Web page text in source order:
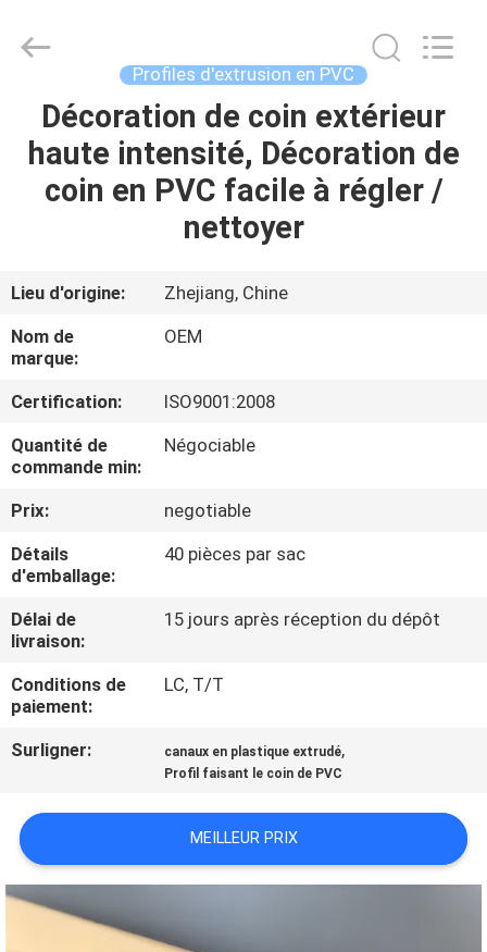
MAISON
DES
AU
SUJET
DE
NOUS
VISITE
D'USINE
CONTRÔLE
DE
QUALITÉ
CONTACTEZ-
NOUS
DEMANDEZ
UNE
CITATION
Building
Material
Profiles d'extrusion en PVC
Décoration de coin extérieur
haute intensité, Décoration de
coin en PVC facile à régler /
nettoyer
Lieu d'origine:
Zhejiang, Chine
Nom de
marque:
OEM
Certification:
ISO9001:2008
Quantité de
commande min:
Négociable
Prix:
negotiable
Détails
d'emballage:
40 pièces par sac
Délai de
livraison:
15 jours après réception du dépôt
Conditions de
paiement:
LC, T/T
Surligner: canaux en plastique extrudé,
Profil faisant le coin de PVC
MEILLEUR PRIX